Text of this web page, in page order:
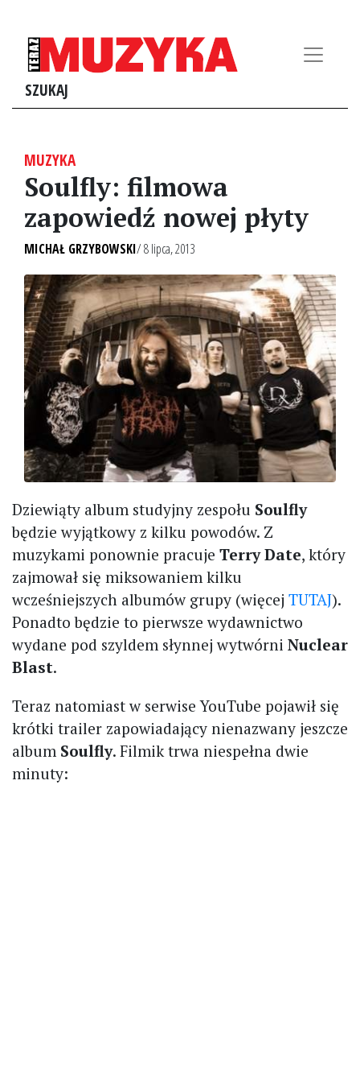
SZUKAJ
MUZYKA
Soulfly: filmowa
zapowiedź nowej płyty
MICHAŁ GRZYBOWSKI/ 8 lipca, 2013
Dziewiąty album studyjny zespołu Soulfly
będzie wyjątkowy z kilku powodów. Z
muzykami ponownie pracuje Terry Date, który
zajmował się miksowaniem kilku
wcześniejszych albumów grupy (więcej TUTAJ).
Ponadto będzie to pierwsze wydawnictwo
wydane pod szyldem słynnej wytwórni Nuclear
Blast.
Teraz natomiast w serwise YouTube pojawił się
krótki trailer zapowiadający nienazwany jeszcze
album Soulfly. Filmik trwa niespełna dwie
minuty: